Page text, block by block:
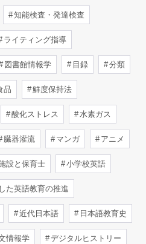
知能検査・発達検査
ライティング指導
図書館情報学 目録 分類
品 鮮度保持法
酸化ストレス 水素ガス
臓器灌流 マンガ アニメ
設と保育士 小学校英語
た英語教育の推進
近代日本語 日本語教育史
情報学 デジタルヒストリー